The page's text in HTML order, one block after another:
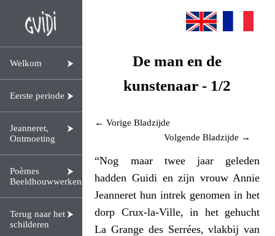
Welkom
Eerste periode
Jeanneret,
Ontmoeting
Poèmes
Beeldhouwwerken
Terug naar het
schilderen
De man en de
kunstenaar - 1/2
← Vorige Bladzijde
Volgende Bladzijde →
“Nog maar twee jaar geleden
hadden Guidi en zijn vrouw Annie
Jeanneret hun intrek genomen in het
dorp Crux-la-Ville, in het gehucht
La Grange des Serrées, vlakbij van